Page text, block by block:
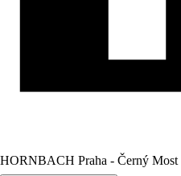
HORNBACH Praha - Černý Most